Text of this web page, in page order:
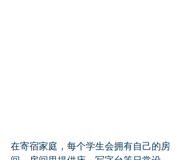
在寄宿家庭，每个学生会拥有自己的房